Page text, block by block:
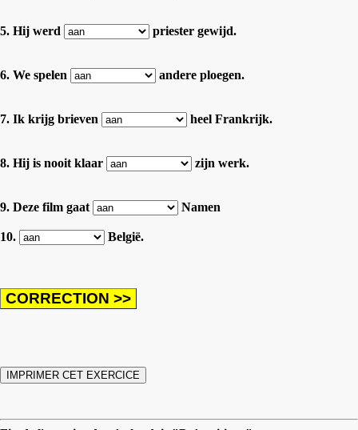
5. Hij werd priester gewijd.
6. We spelen andere ploegen.
7. Ik krijg brieven heel Frankrijk.
8. Hij is nooit klaar zijn werk.
9. Deze film gaat Namen
10. België.